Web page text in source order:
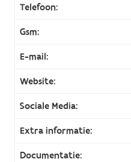
Telefoon:
Gsm:
E-mail:
Website:
Sociale Media:
Extra informatie:
Documentatie: